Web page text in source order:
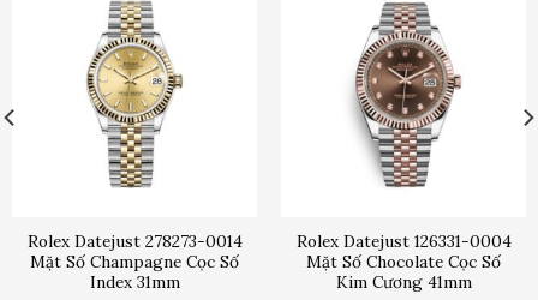
Rolex Datejust 278273-0014
Mặt Số Champagne Cọc Số
Index 31mm
Rolex Datejust 126331-0004
Mặt Số Chocolate Cọc Số
Kim Cương 41mm